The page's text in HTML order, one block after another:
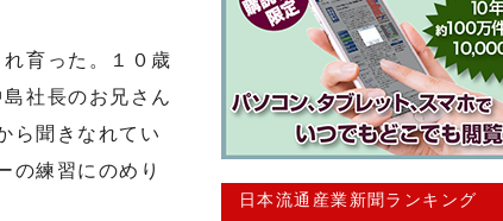
育った。１０歳
社長のお兄さん
ら聞きなれてい
の練習にのめり
日本流通産業新聞ランキング